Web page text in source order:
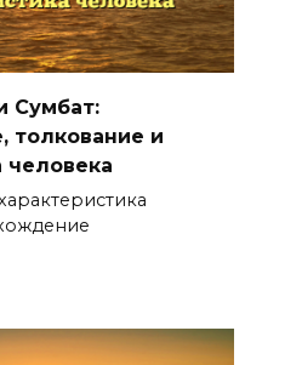
Сумбат:
толкование и
человека